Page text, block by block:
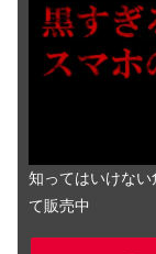
知ってはいけな
て販売中